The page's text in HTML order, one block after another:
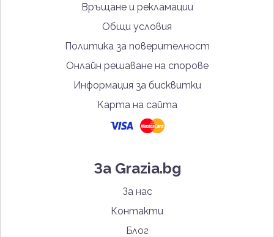
Връщане и рекламации
Общи условия
Политика за поверителност
Онлайн решаване на спорове
Информация за бисквитки
Карта на сайта
За Grazia.bg
За нас
Контакти
Блог